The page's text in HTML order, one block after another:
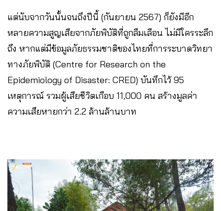
แต่นับจากวันนั้นจนถึงปีนี้ (กันยายน 2567) ก็ยังมีอีก
หลายความสูญเสียจากภัยพิบัติที่ถูกลืมเลือน ไม่มีใครระลึก
ถึง หากแต่มีข้อมูลภัยธรรมชาติของไทยที่การระบาดวิทยา
ทางภัยพิบัติ (Centre for Research on the
Epidemiology of Disaster: CRED) บันทึกไว้ 95
เหตุการณ์ รวมผู้เสียชีวิตเกือบ 11,000 คน สร้างมูลค่า
ความเสียหายกว่า 2.2 ล้านล้านบาท